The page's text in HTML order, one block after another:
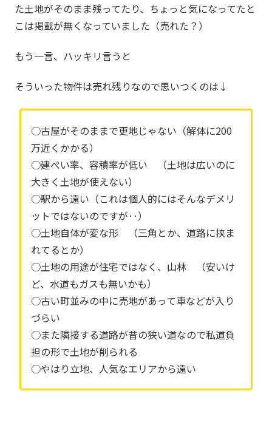
た土地がそのまま残ってたり、ちょっと気になってたと
こは掲載が無くなっていました（売れた？）
もう一言、ハッキリ言うと
そういった物件は売れ残りなので思いつくのは↓
○古屋がそのままで更地じゃない（解体に200
万近くかかる）
○建ぺい率、容積率が低い （土地は広いのに
大きく土地が使えない）
○駅から遠い（これは個人的にはそんなデメリ
ットではないのですが‥）
○土地自体が変な形 （三角とか、道路に挟ま
れてるとか）
○土地の用途が住宅ではなく、山林 （安いけ
ど、水道もガスも無いかも）
○古い町並みの中に売地があって車などが入り
づらい
○また隣接する道路が昔の狭い道なので私道負
担の形で土地が削られる
○やはり立地、人気なエリアから遠い